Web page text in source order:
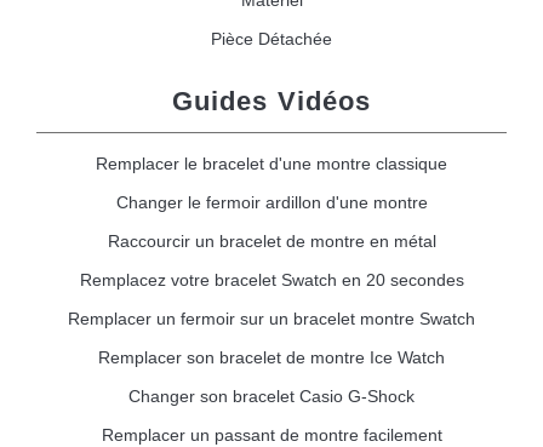
Pièce Détachée
Guides Vidéos
Remplacer le bracelet d'une montre classique
Changer le fermoir ardillon d'une montre
Raccourcir un bracelet de montre en métal
Remplacez votre bracelet Swatch en 20 secondes
Remplacer un fermoir sur un bracelet montre Swatch
Remplacer son bracelet de montre Ice Watch
Changer son bracelet Casio G-Shock
Remplacer un passant de montre facilement